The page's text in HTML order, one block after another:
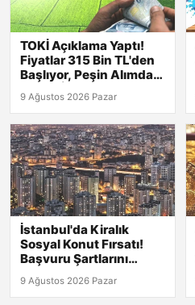
TOKİ Açıklama Yaptı!
Fiyatlar 315 Bin TL'den
Başlıyor, Peşin Alımda
9 Ağustos 2026 Pazar
İstanbul'da Kiralık
Sosyal Konut Fırsatı!
Başvuru Şartlarını
Kaçırmayın!
9 Ağustos 2026 Pazar